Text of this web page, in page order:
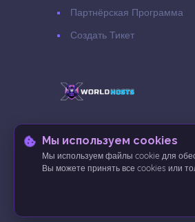
Партнёрская Программа
Создать Тикет
Copyright © 2026
ООО «ЦИФРОВЫЕ РЕШЕНИЯ»
Мы используем cookies
Мы используем файлы cookie для
Вы можете принять все cookies или